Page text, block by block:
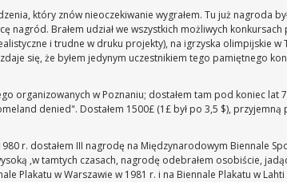
który znów nieoczekiwanie wygrałem. Tu już nagroda
nagród. Brałem udział we wszystkich możliwych
i trudne w druku projekty), na igrzyska olimpijskie w
się, że byłem jedynym uczestnikiem tego pamiętnego
organizowanych w Poznaniu; dostałem tam pod koniec lat
denied". Dostałem 1500£ (1£ był po 3,5 $),
r. dostałem III nagrodę na Międzynarodowym Biennale
,w tamtych czasach, nagrodę odebrałem osobiście,
Plakatu w Warszawie w 1981 r. i na Biennale Plakatu w Lahti